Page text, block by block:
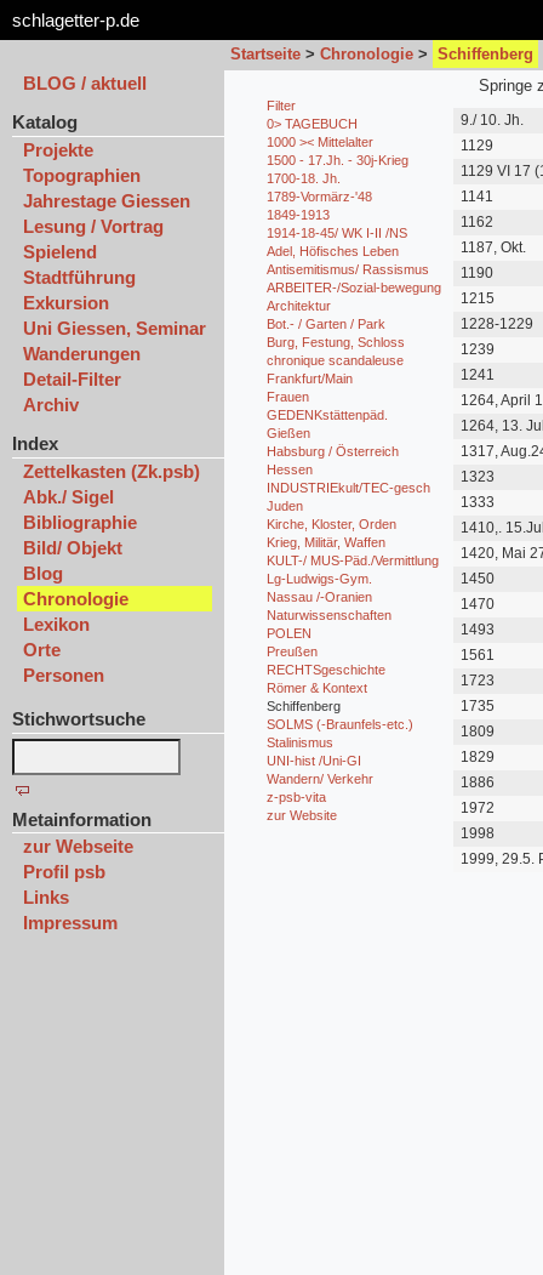
schlagetter-p.de
Startseite > Chronologie > Schiffenberg
BLOG / aktuell
Katalog
Projekte
Topographien
Jahrestage Giessen
Lesung / Vortrag
Spielend
Stadtführung
Exkursion
Uni Giessen, Seminar
Wanderungen
Detail-Filter
Archiv
Index
Zettelkasten (Zk.psb)
Abk./ Sigel
Bibliographie
Bild/ Objekt
Blog
Chronologie
Lexikon
Orte
Personen
Stichwortsuche
Metainformation
zur Webseite
Profil psb
Links
Impressum
Filter
0> TAGEBUCH
1000 >< Mittelalter
1500 - 17.Jh. - 30j-Krieg
1700-18. Jh.
1789-Vormärz-'48
1849-1913
1914-18-45/ WK I-II /NS
Adel, Höfisches Leben
Antisemitismus/ Rassismus
ARBEITER-/Sozial-bewegung
Architektur
Bot.- / Garten / Park
Burg, Festung, Schloss
chronique scandaleuse
Frankfurt/Main
Frauen
GEDENKstättenpäd.
Gießen
Habsburg / Österreich
Hessen
INDUSTRIEkult/TEC-gesch
Juden
Kirche, Kloster, Orden
Krieg, Militär, Waffen
KULT-/ MUS-Päd./Vermittlung
Lg-Ludwigs-Gym.
Nassau /-Oranien
Naturwissenschaften
POLEN
Preußen
RECHTSgeschichte
Römer & Kontext
Schiffenberg
SOLMS (-Braunfels-etc.)
Stalinismus
UNI-hist /Uni-GI
Wandern/ Verkehr
z-psb-vita
zur Website
Springe
9./ 10. Jh.
1129
1129 VI 17
1141
1162
1187, Okt.
1190
1215
1228-1229
1239
1241
1264, April
1264, 13.
1317,
1323
1333
1410,.
1420, Mai
1450
1470
1493
1561
1723
1735
1809
1829
1886
1972
1998
1999, 29.5.